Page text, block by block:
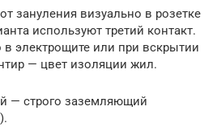
зануления визуально в розетке
используют третий контакт.
в электрощите или при вскрытии
— цвет изоляции жил.
— строго заземляющий